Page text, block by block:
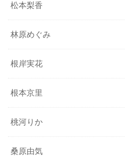
松本梨香
林原めぐみ
根岸実花
根本京里
桃河りか
桑原由気